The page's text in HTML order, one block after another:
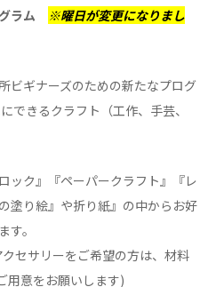
ラム
※曜日が変更になりまし
ビギナーズのための新たなプログ
できるクラフト（工作、手芸、
ック』『ペーパークラフト』『レ
塗り絵』や折り紙』の中からお好
す。
セサリーをご希望の方は、材料
用意をお願いします)